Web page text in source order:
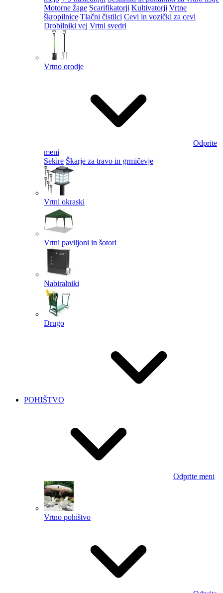
Motorne žage Scarifikatorji Kultivatorji Vrtne
škropilnice Tlačni čistilci Cevi in vozički za cevi
Drobilniki vej Vrtni svedri
Vrtno orodje
Odprite
meni
Sekire Škarje za travo in grmičevje
Vrtni okraski
Vrtni paviljoni in šotori
Nabiralniki
Drugo
POHIŠTVO
Odprite meni
Vrtno pohištvo